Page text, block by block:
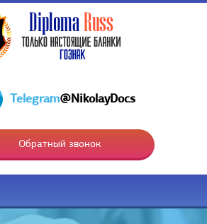
Telegram@NikolayDocs
Обратный звонок